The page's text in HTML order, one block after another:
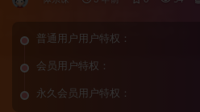
普通用户用户特权：
会员用户特权：
永久会员用户特权：